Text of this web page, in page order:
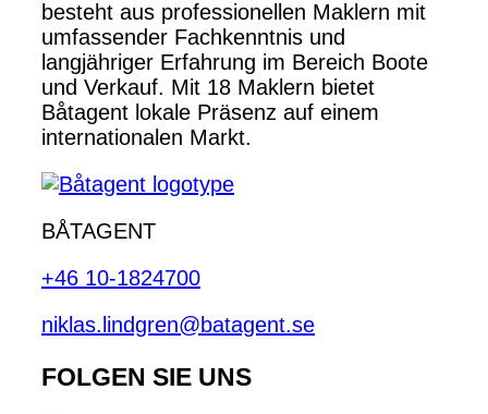
besteht aus professionellen Maklern mit
umfassender Fachkenntnis und
langjähriger Erfahrung im Bereich Boote
und Verkauf. Mit 18 Maklern bietet
Båtagent lokale Präsenz auf einem
internationalen Markt.
BÅTAGENT
+46 10-1824700
niklas.lindgren@batagent.se
FOLGEN SIE UNS